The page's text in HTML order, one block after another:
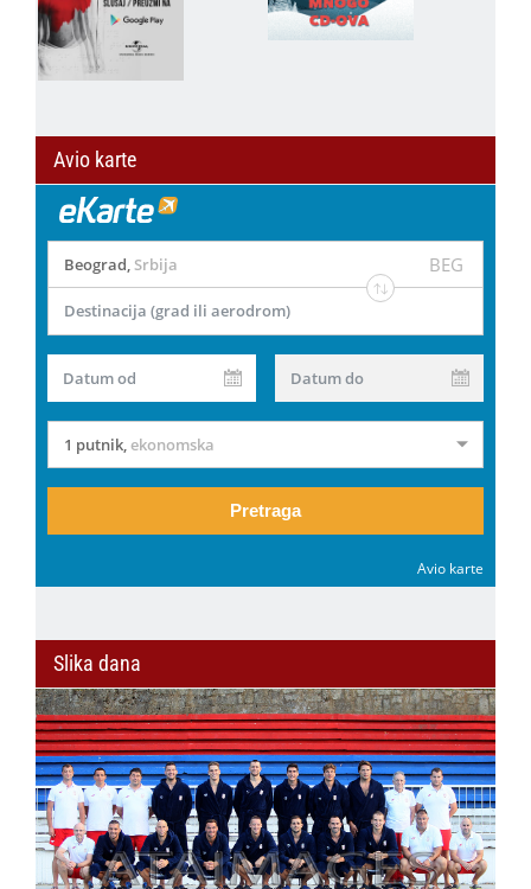
Avio karte
Beograd, Srbija BEG
Destinacija (grad ili aerodrom)
Datum od Datum do
1 putnik,ekonomska
Pretraga
Avio karte
Slika dana